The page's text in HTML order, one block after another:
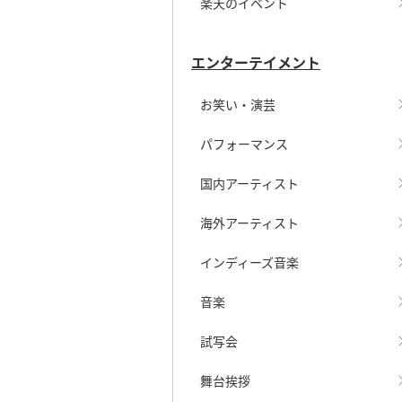
エンターテイメント
お笑い・演芸
パフォーマンス
国内アーティスト
海外アーティスト
インディーズ音楽
音楽
試写会
舞台挨拶